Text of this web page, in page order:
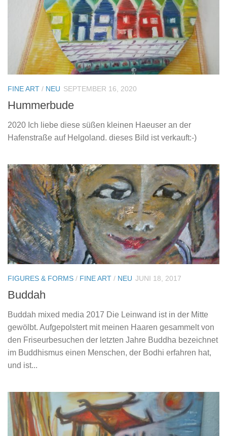
FINE ART / NEU SEPTEMBER 16, 2020
Hummerbude
2020 Ich liebe diese süßen kleinen Haeuser an der
Hafenstraße auf Helgoland. dieses Bild ist verkauft:-)
FIGURES & FORMS / FINE ART / NEU JUNI 18, 2017
Buddah
Buddah mixed media 2017 Die Leinwand ist in der Mitte
gewölbt. Aufgepolstert mit meinen Haaren gesammelt von
den Friseurbesuchen der letzten Jahre Buddha bezeichnet
im Buddhismus einen Menschen, der Bodhi erfahren hat,
und ist...